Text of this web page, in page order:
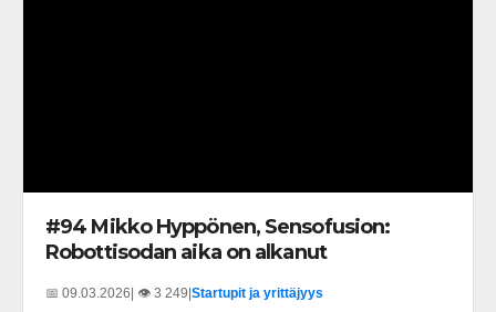
#94 Mikko Hyppönen, Sensofusion:
Robottisodan aika on alkanut
📅 09.03.2026 | 👁️ 3 249 Startupit ja yrittäjyys